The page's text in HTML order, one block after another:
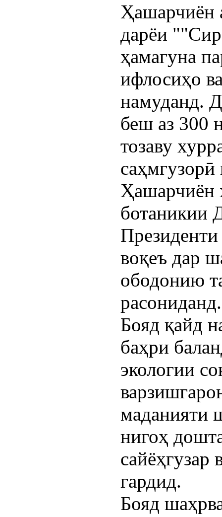
Ҳашарчиён
дарёи
ҳамагуна
ифлосиҳо
намуданд.
беш аз 300
тозаву
саҳмгузорӣ
Ҳашарчиён
ботаникии
воқеъ дар
ободонию
расониданд.
Бояд қайд
баҳри
экологии
маданияти
нигоҳ
сайёҳгузар
гардид.
Бояд